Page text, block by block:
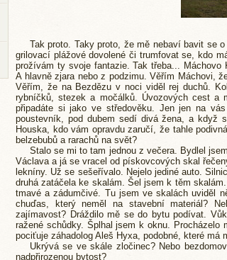
Tak proto. Taky proto, že mě nebaví bavit se
grilovací plážové dovolené či trumfovat se, kdo
prožívám ty svoje fantazie. Tak třeba... Máchovo
A hlavně zjara nebo z podzimu. Věřím Máchovi,
Věřím, že na Bezdězu v noci viděl rej duchů.
rybníčků, stezek a močálků. Úvozových cest
připadáte si jako ve středověku. Jen jen na
poustevník, pod dubem sedí divá žena, a když
Houska, kdo vám opravdu zaručí, že tahle
belzebubů a rarachů na svět?
Stalo se mi to tam jednou z večera. Bydlel
Václava a já se vracel od pískovcových skal
lekníny. Už se sešeřívalo. Nejelo jediné auto.
druhá zatáčela ke skalám. Šel jsem k těm
tmavé a zádumčivé. Tu jsem ve skalách uviděl
chuďas, který neměl na stavební materiál?
zajímavost? Dráždilo mě se do bytu podívat.
ražené schůdky. Šplhal jsem k oknu.
pociťuje záhadolog Aleš Hyxa, podobné, které má
Ukrývá se ve skále zločinec? Nebo
nadpřirozenou bytost?